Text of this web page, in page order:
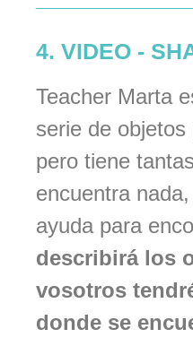
4. VIDEO -
Teacher Marta
serie de
pero tiene
encuentra
ayuda para
describirá los
vosotros
donde se